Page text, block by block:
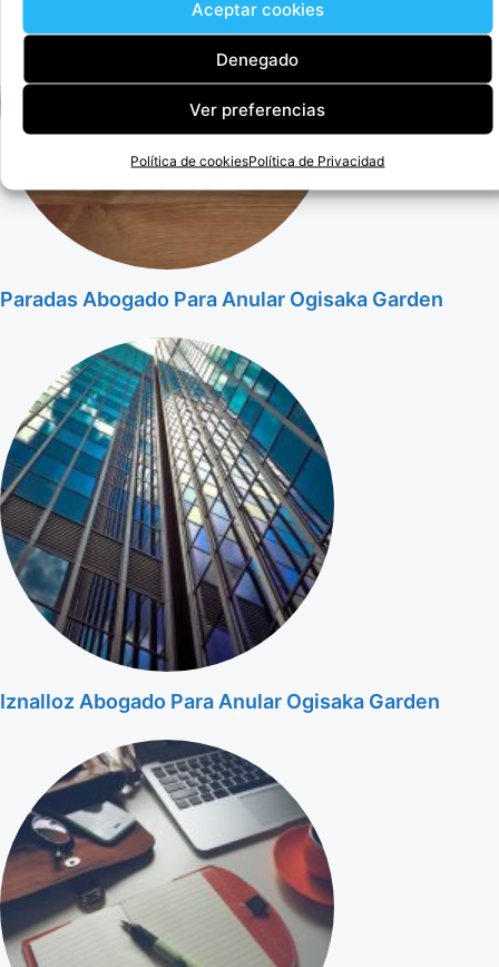
Aceptar cookies
Denegado
Ver preferencias
Política de cookiesPolítica de Privacidad
Paradas Abogado Para Anular Ogisaka Garden
Iznalloz Abogado Para Anular Ogisaka Garden